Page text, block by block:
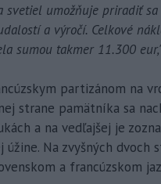
svetiel umožňuje priradiť
a výročí. Celkové
sumou takmer 11.300
partizánom na
strane pamätníka sa
a na vedľajšej je
úžine. Na zvyšných
a francúzskom